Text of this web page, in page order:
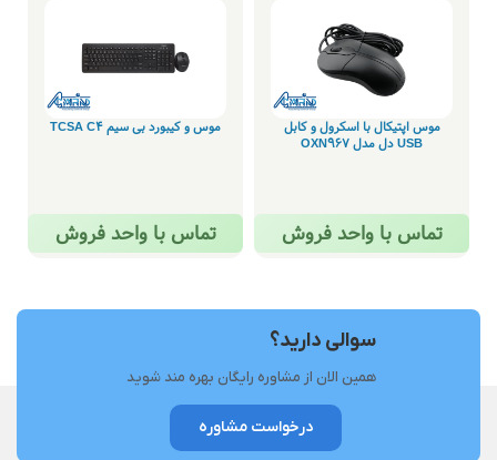
موس اپتیکال با اسکرول و کابل
USB دل مدل OXN967
تماس با واحد فروش
موس و کیبورد بی سیم TCSA C4
تماس با واحد فروش
سوالی دارید؟
همین الان از مشاوره رایگان بهره مند شوید
درخواست مشاوره